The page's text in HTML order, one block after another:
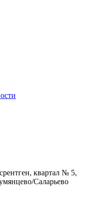
квартал № 5,
Саларьево